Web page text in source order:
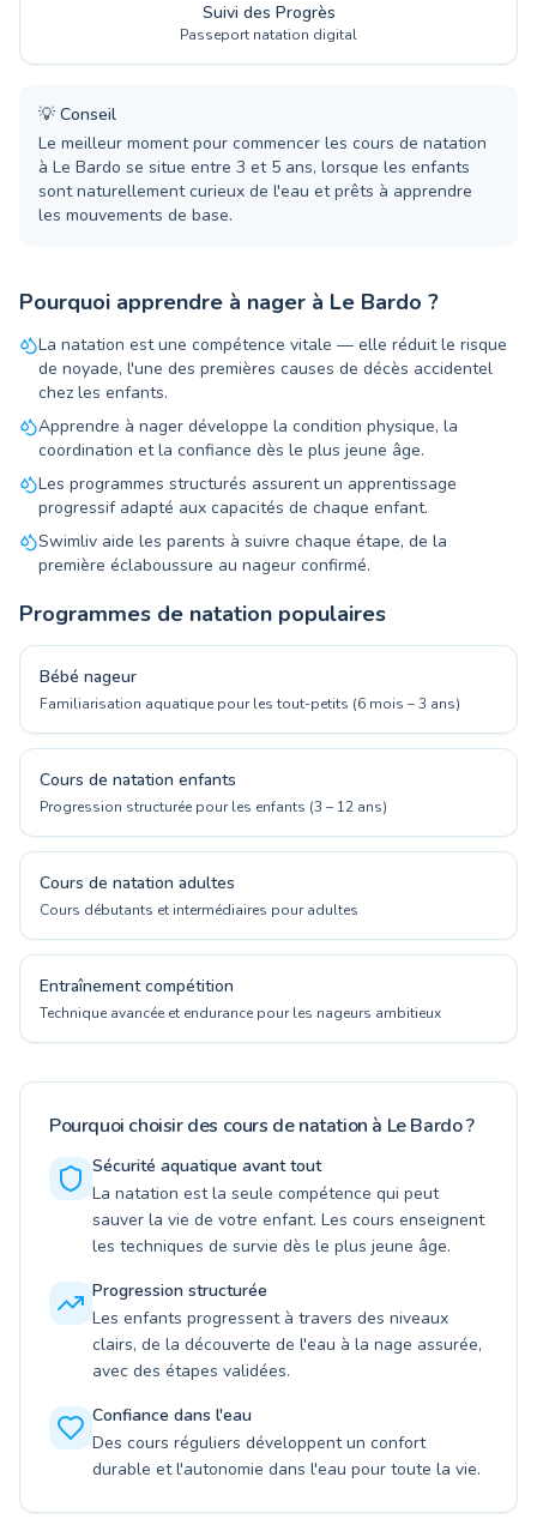
Suivi des Progrès
Passeport natation digital
💡 Conseil
Le meilleur moment pour commencer les cours de natation
à Le Bardo se situe entre 3 et 5 ans, lorsque les enfants
sont naturellement curieux de l'eau et prêts à apprendre
les mouvements de base.
Pourquoi apprendre à nager à Le Bardo ?
La natation est une compétence vitale — elle réduit le risque
de noyade, l'une des premières causes de décès accidentel
chez les enfants.
Apprendre à nager développe la condition physique, la
coordination et la confiance dès le plus jeune âge.
Les programmes structurés assurent un apprentissage
progressif adapté aux capacités de chaque enfant.
Swimliv aide les parents à suivre chaque étape, de la
première éclaboussure au nageur confirmé.
Programmes de natation populaires
Bébé nageur
Familiarisation aquatique pour les tout-petits (6 mois – 3 ans)
Cours de natation enfants
Progression structurée pour les enfants (3 – 12 ans)
Cours de natation adultes
Cours débutants et intermédiaires pour adultes
Entraînement compétition
Technique avancée et endurance pour les nageurs ambitieux
Pourquoi choisir des cours de natation à Le Bardo ?
Sécurité aquatique avant tout
La natation est la seule compétence qui peut
sauver la vie de votre enfant. Les cours enseignent
les techniques de survie dès le plus jeune âge.
Progression structurée
Les enfants progressent à travers des niveaux
clairs, de la découverte de l'eau à la nage assurée,
avec des étapes validées.
Confiance dans l'eau
Des cours réguliers développent un confort
durable et l'autonomie dans l'eau pour toute la vie.